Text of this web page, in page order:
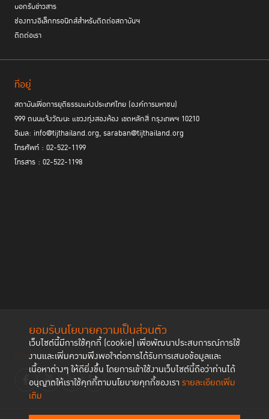
ยอมรับนโยบายความเป็นส่วนตัว
เว็บไซต์นี้มีการใช้คุกกี้ (cookie) เพื่อพัฒนาประสบการณ์การใช้
งานและเพิ่มความพึงพอใจต่อการได้รับการเสนอข้อมูลและ
เนื้อหาต่างๆ ให้ดียิ่งขึ้น โดยการเข้าใช้งานเว็บไซต์นี้ถือว่าท่านได้
อนุญาตให้เราใช้คุกกี้ตามนโยบายคุกกี้ของเรา รายละเอียดเพิ่ม
เติม
บอกรับข่าวสาร
ช่องทางอิเล็กทรอนิกส์สำหรับติดต่อสถาบันฯ
ติดต่อเรา
ที่อยู่
สถาบันเพื่อการยุติธรรมแห่งประเทศไทย (องค์การมหาชน)
999 ถนนแจ้งวัฒนะ แขวงทุ่งสองห้อง เขตหลักสี่ กรุงเทพฯ 10210
อีเมล: info@tijthailand.org, saraban@tijthailand.org
โทรศัพท์ : 02-522-1199
โทรสาร : 02-522-1198
ติดตามช่องทาง social